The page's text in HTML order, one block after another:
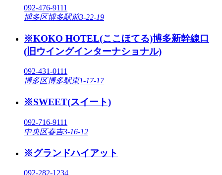
092-476-9111
博多区博多駅前3-22-19
※KOKO HOTEL(ここほてる)博多新幹線口
(旧ウイングインターナショナル)
092-431-0111
博多区博多駅東1-17-17
※SWEET(スイート)
092-716-9111
中央区春吉3-16-12
※グランドハイアット
092-282-1234